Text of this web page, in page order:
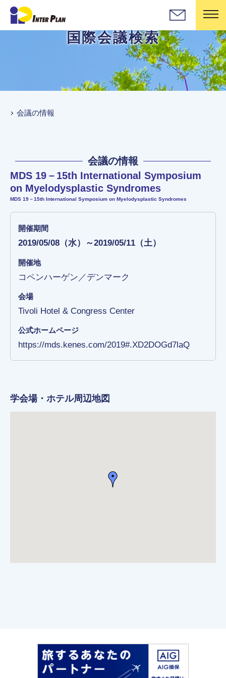
国際会議検索
会議の情報
会議の情報
MDS 19－15th International Symposium
on Myelodysplastic Syndromes
MDS 19－15th International Symposium on Myelodysplastic Syndromes
開催期間
2019/05/08（水）～2019/05/11（土）
開催地
コペンハーゲン／デンマーク
会場
Tivoli Hotel & Congress Center
公式ホームページ
https://mds.kenes.com/2019#.XD2DOGd7laQ
学会場・ホテル周辺地図